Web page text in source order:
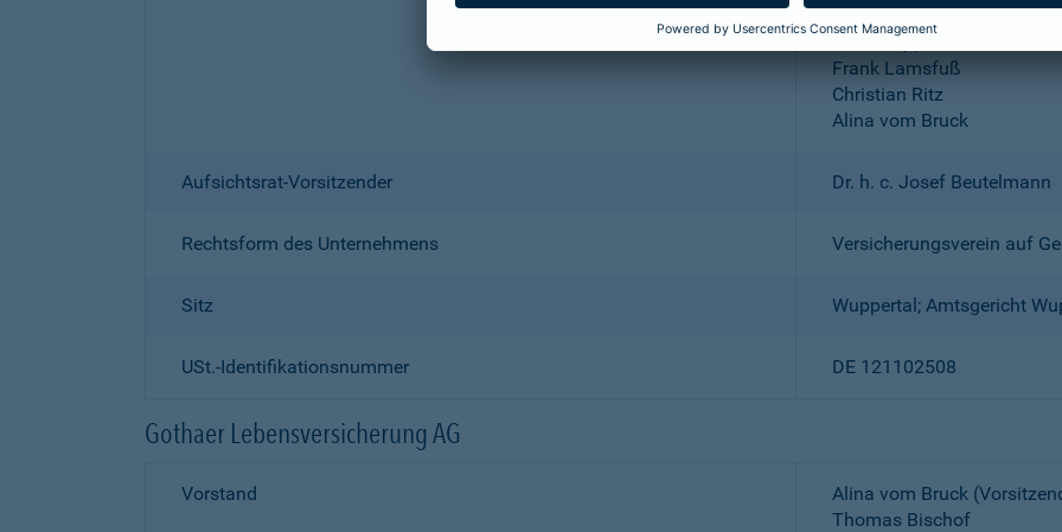
Dr. Sylvia Eichelberg
Harald Epple
Frank Lamsfuß
Christian Ritz
Alina vom Bruck
Aufsichtsrat-Vorsitzender Dr. h. c. Josef Beutelmann
Rechtsform des Unternehmens Versicherungsverein auf
Sitz Wuppertal; Amtsgericht
USt.-Identifikationsnummer DE 121102508
Gothaer Lebensversicherung AG
Vorstand
Alina vom Bruck
Thomas Bischof